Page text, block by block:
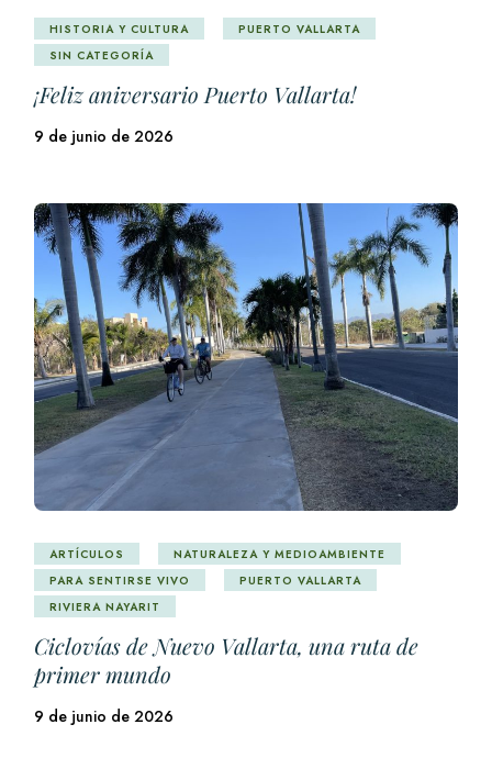
HISTORIA Y CULTURA
PUERTO VALLARTA
SIN CATEGORÍA
¡Feliz aniversario Puerto Vallarta!
9 de junio de 2026
ARTÍCULOS
NATURALEZA Y MEDIOAMBIENTE
PARA SENTIRSE VIVO
PUERTO VALLARTA
RIVIERA NAYARIT
Ciclovías de Nuevo Vallarta, una ruta de
primer mundo
9 de junio de 2026